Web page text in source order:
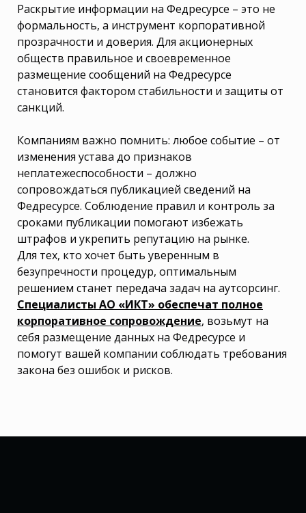
Раскрытие информации на Федресурсе – это не
формальность, а инструмент корпоративной
прозрачности и доверия. Для акционерных
обществ правильное и своевременное
размещение сообщений на Федресурсе
становится фактором стабильности и защиты от
санкций.
Компаниям важно помнить: любое событие – от
изменения устава до признаков
неплатежеспособности – должно
сопровождаться публикацией сведений на
Федресурсе. Соблюдение правил и контроль за
сроками публикации помогают избежать
штрафов и укрепить репутацию на рынке.
Для тех, кто хочет быть уверенным в
безупречности процедур, оптимальным
решением станет передача задач на аутсорсинг.
Специалисты АО «ИКТ» обеспечат полное
корпоративное сопровождение, возьмут на
себя размещение данных на Федресурсе и
помогут вашей компании соблюдать требования
закона без ошибок и рисков.